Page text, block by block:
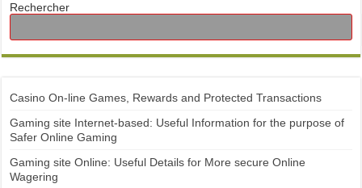
Rechercher
Casino On-line Games, Rewards and Protected Transactions
Gaming site Internet-based: Useful Information for the purpose of
Safer Online Gaming
Gaming site Online: Useful Details for More secure Online
Wagering